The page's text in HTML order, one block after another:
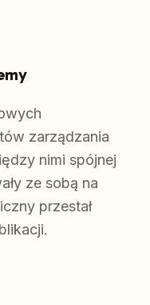
zarządzania
nimi spójnej
ze sobą na
przestał